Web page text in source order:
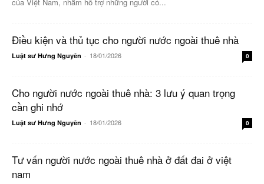
Điều kiện và thủ tục cho người nước ngoài thuê nhà
Luật sư Hưng Nguyên - 18/01/2026 0
Cho người nước ngoài thuê nhà: 3 lưu ý quan trọng
cần ghi nhớ
Luật sư Hưng Nguyên - 18/01/2026 0
Tư vấn người nước ngoài thuê nhà ở đất đai ở việt
nam